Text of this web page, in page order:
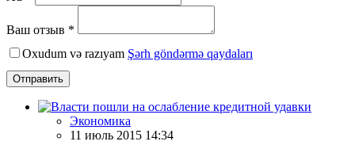
Ваш отзыв *
Oxudum və razıyam Şərh göndərmə qaydaları
Отправить
Экономика
11 июль 2015 14:34